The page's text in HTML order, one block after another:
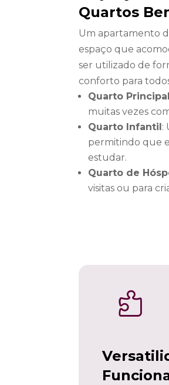
Quartos
Um apartamento
espaço que
ser utilizado de
conforto para
Quarto Principal
muitas vezes
Quarto Infantil:
permitindo que
estudar.
Quarto de
visitas ou para
